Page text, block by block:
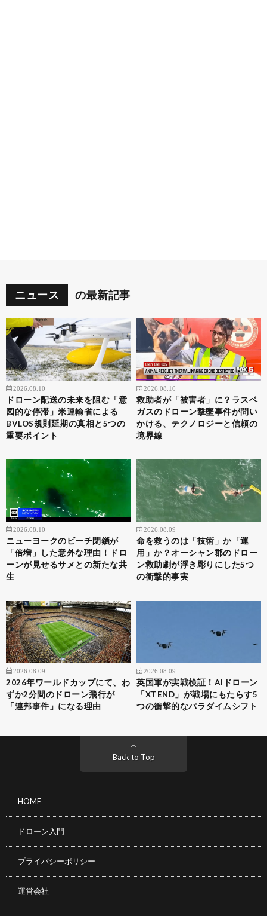
ニュース の最新記事
2026.08.10
ドローン配送の未来を阻む「意
図的な停滞」米運輸省による
BVLOS規則延期の真相と5つの
重要ポイント
2026.08.10
救助者が「被害者」に？ラスベ
ガスのドローン撃墜事件が問い
かける、テクノロジーと信頼の
境界線
2026.08.10
ニューヨークのビーチ閉鎖が
「倍増」した意外な理由！ドロ
ーンが見せるサメとの新たな共
生
2026.08.09
命を救うのは「技術」か「運
用」か？オーシャン郡のドロー
ン救助劇が浮き彫りにした5つ
の衝撃的事実
2026.08.09
2026年ワールドカップにて、わ
ずか2分間のドローン飛行が
「連邦事件」になる理由
2026.08.09
英国軍が実戦検証！AIドローン
「XTEND」が戦場にもたらす5
つの衝撃的なパラダイムシフト
Back to Top
HOME
ドローン入門
プライバシーポリシー
運営会社